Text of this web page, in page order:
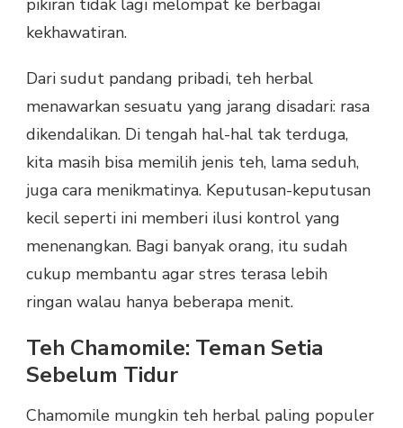
kekhawatiran.
Dari sudut pandang pribadi, teh herbal
menawarkan sesuatu yang jarang disadari: rasa
dikendalikan. Di tengah hal-hal tak terduga,
kita masih bisa memilih jenis teh, lama seduh,
juga cara menikmatinya. Keputusan-keputusan
kecil seperti ini memberi ilusi kontrol yang
menenangkan. Bagi banyak orang, itu sudah
cukup membantu agar stres terasa lebih
ringan walau hanya beberapa menit.
Teh Chamomile: Teman Setia
Sebelum Tidur
Chamomile mungkin teh herbal paling populer